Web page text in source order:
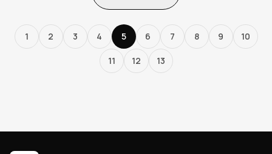
1 2 3 4 5 6 7 8 9 10
11 12 13